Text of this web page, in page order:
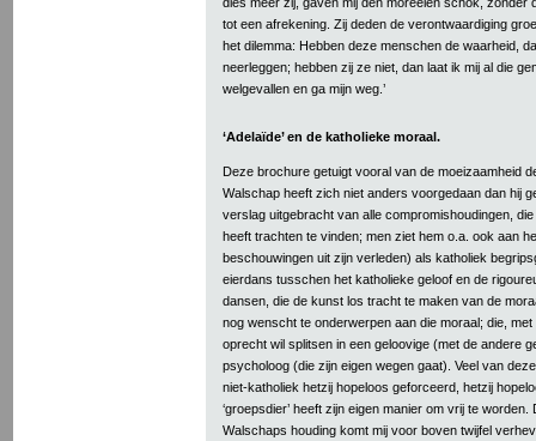
tot een afrekening. Zij deden de verontwaardiging
het dilemma: Hebben deze menschen de waarheid,
neerleggen; hebben zij ze niet, dan laat ik mij al die
welgevallen en ga mijn weg.’
‘Adelaïde’ en de katholieke moraal.
Deze brochure getuigt vooral van de moeizaamheid
Walschap heeft zich niet anders voorgedaan dan hij
verslag uitgebracht van alle compromishoudingen,
heeft trachten te vinden; men ziet hem o.a. ook aan
beschouwingen uit zijn verleden) als katholiek
eierdans tusschen het katholieke geloof en de
dansen, die de kunst los tracht te maken van de
nog wenscht te onderwerpen aan die moraal; die,
oprecht wil splitsen in een geloovige (met de andere
psycholoog (die zijn eigen wegen gaat). Veel van
niet-katholiek hetzij hopeloos geforceerd, hetzij
‘groepsdier’ heeft zijn eigen manier om vrij te
Walschaps houding komt mij voor boven twijfel